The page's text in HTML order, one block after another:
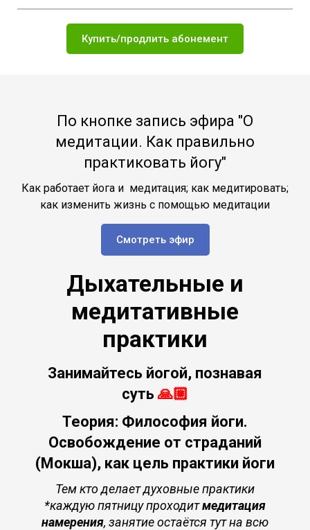
Купить/продлить абонемент
По кнопке запись эфира "О
медитации. Как правильно
практиковать йогу"
Как работает йога и медитация; как медитировать;
как изменить жизнь с помощью медитации
Смотреть эфир
Дыхательные и
медитативные
практики
Занимайтесь йогой, познавая
суть 🙏🏼
Теория: Философия йоги.
Освобождение от страданий
(Мокша), как цель практики йоги
Тем кто делает духовные практики
*каждую пятницу проходитмедитация
намерения, занятие остаётся тут на всю